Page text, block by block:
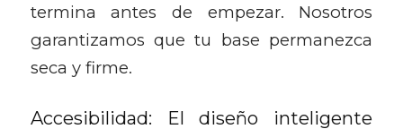
termina antes de empezar. Nosotros
garantizamos que tu base permanezca
seca y firme.
Accesibilidad: El diseño inteligente